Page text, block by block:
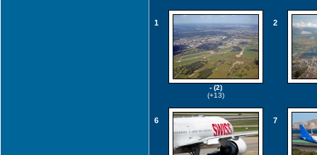
1
- (2)
(+13)
2
6 7